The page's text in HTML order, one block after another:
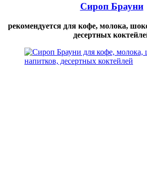
Сироп Брауни
рекомендуется для кофе, молока,
десертных